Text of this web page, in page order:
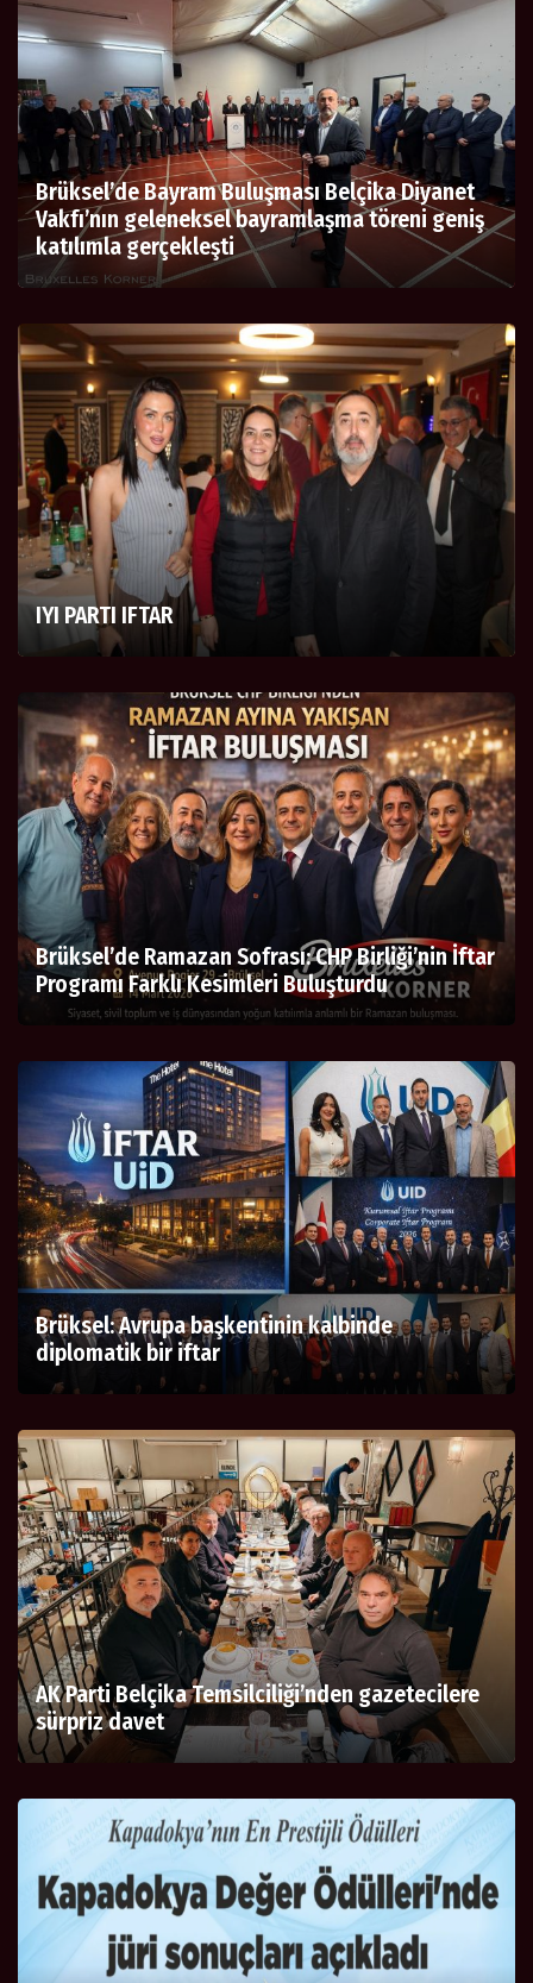
Brüksel’de Bayram Buluşması Belçika Diyanet
Vakfı’nın geleneksel bayramlaşma töreni geniş
katılımla gerçekleşti
IYI PARTI IFTAR
Brüksel’de Ramazan Sofrası: CHP Birliği’nin İftar
Programı Farklı Kesimleri Buluşturdu
Brüksel: Avrupa başkentinin kalbinde
diplomatik bir iftar
AK Parti Belçika Temsilciliği’nden gazetecilere
sürpriz davet